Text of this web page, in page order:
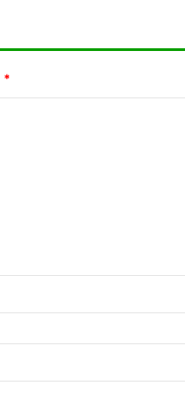
आपका मन काफी खुश रहेगा,
*